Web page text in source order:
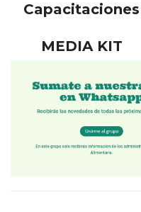
Capacitaciones
MEDIA KIT